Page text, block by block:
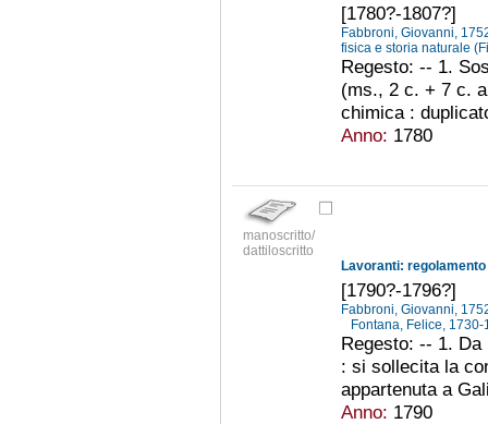
[1780?-1807?]
Fabbroni, Giovanni,
fisica e storia naturale
Regesto: -- 1.
(ms., 2 c. + 7 c.
chimica :
Anno: 1780
manoscritto/
dattiloscritto
[1790?-1796?]
Fabbroni, Giovanni,
Fontana, Felice,
Regesto: -- 1. Da
: si sollecita la
appartenuta a
Anno: 1790